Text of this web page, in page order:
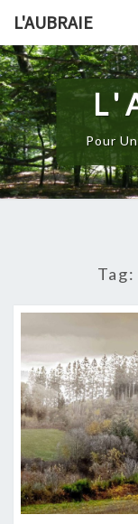
Skip
content
L'AUBRAIE
Pour
Tag: